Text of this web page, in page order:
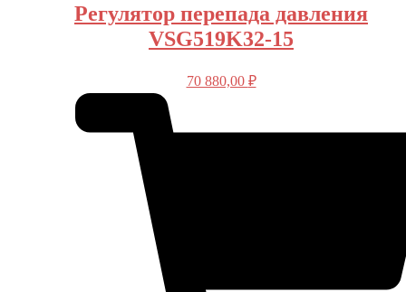
Регулятор перепада давления
VSG519K32-15
70 880,00 ₽